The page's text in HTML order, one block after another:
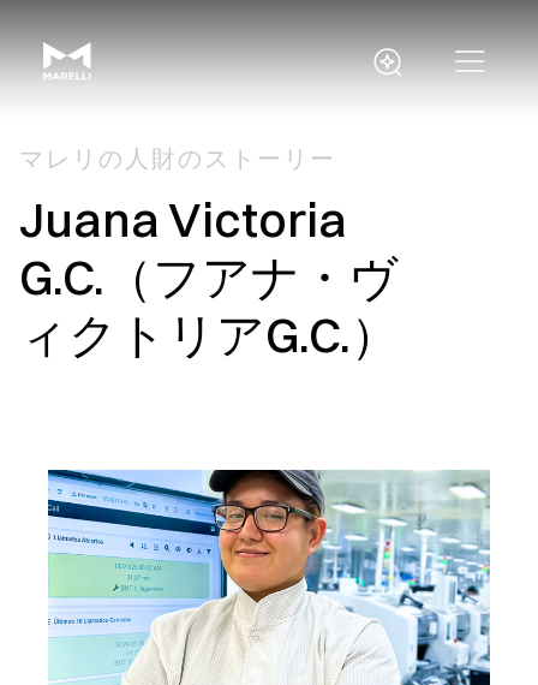
マレリの人財のストーリー
Juana Victoria
G.C.（フアナ・ヴ
ィクトリアG.C.）